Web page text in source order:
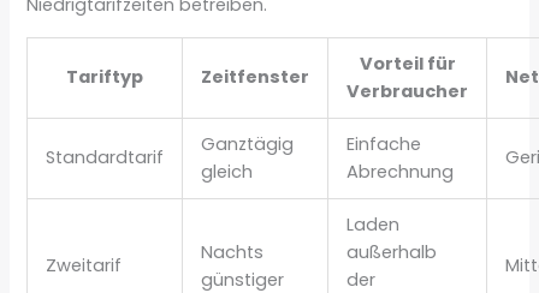
Niedrigtarifzeiten betreiben.
Tariftyp Zeitfenster
Vorteil für
Verbraucher
Standardtarif
Ganztägig
gleich
Einfache
Abrechnung
Zweitarif
Nachts
günstiger
Laden
außerhalb
der